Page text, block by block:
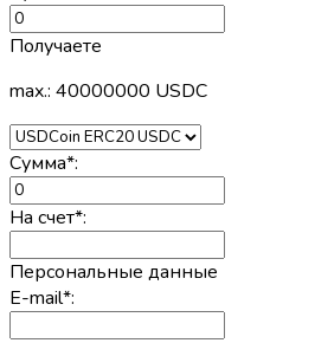
Получаете
max.: 40000000 USDC
Сумма*:
На счет*:
Персональные данные
E-mail*: